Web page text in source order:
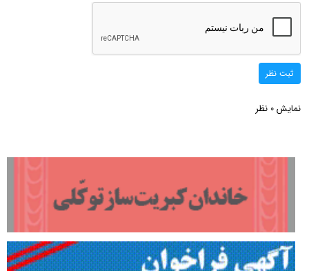
ثبت نظر
نمایش 0 نظر